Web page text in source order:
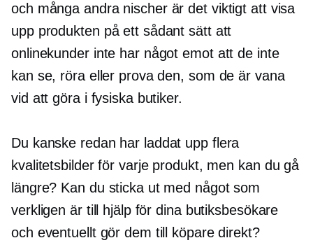
och många andra nischer är det viktigt att visa
upp produkten på ett sådant sätt att
onlinekunder inte har något emot att de inte
kan se, röra eller prova den, som de är vana
vid att göra i fysiska butiker.
Du kanske redan har laddat upp flera
kvalitetsbilder för varje produkt, men kan du gå
längre? Kan du sticka ut med något som
verkligen är till hjälp för dina butiksbesökare
och eventuellt gör dem till köpare direkt?